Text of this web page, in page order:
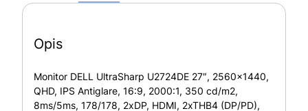
Opis
Monitor DELL UltraSharp U2724DE 27″, 2560×1440,
QHD, IPS Antiglare, 16:9, 2000:1, 350 cd/m2,
8ms/5ms, 178/178, 2xDP, HDMI, 2xTHB4 (DP/PD),